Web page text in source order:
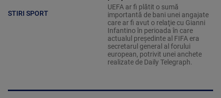
STIRI SPORT
UEFA ar fi plătit o sumă
importantă de bani unei angajate
care ar fi avut o relaţie cu Gianni
Infantino în perioada în care
actualul preşedinte al FIFA era
secretarul general al forului
european, potrivit unei anchete
realizate de Daily Telegraph.